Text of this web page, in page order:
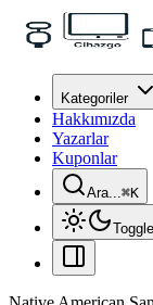
Kategoriler
Hakkımızda
Yazarlar
Kuponlar
Ara...⌘K